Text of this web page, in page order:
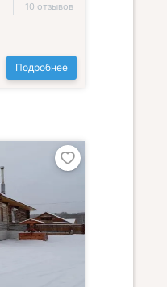
10 отзывов
Подробнее